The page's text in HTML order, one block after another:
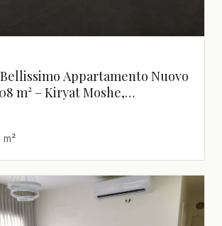
Appartamento Nuovo
m² – Kiryat Moshe,
m²